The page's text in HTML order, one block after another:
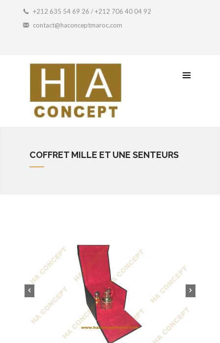
Coffret Artisanal
+212 635 54 69 26 / +212 706 40 04 92
contact@haconceptmaroc.com
COFFRET MILLE ET UNE SENTEURS